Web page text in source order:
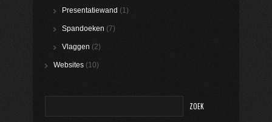
Presentatiewand (1)
Spandoeken (7)
Vlaggen (2)
Websites (10)